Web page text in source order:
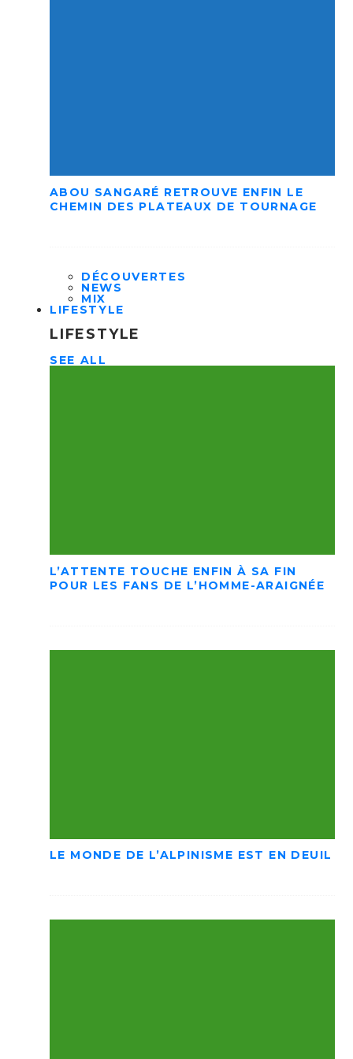
ABOU SANGARÉ RETROUVE ENFIN LE
CHEMIN DES PLATEAUX DE TOURNAGE
DÉCOUVERTES
NEWS
MIX
LIFESTYLE
LIFESTYLE
SEE ALL
L’ATTENTE TOUCHE ENFIN À SA FIN
POUR LES FANS DE L’HOMME-ARAIGNÉE
LE MONDE DE L’ALPINISME EST EN DEUIL